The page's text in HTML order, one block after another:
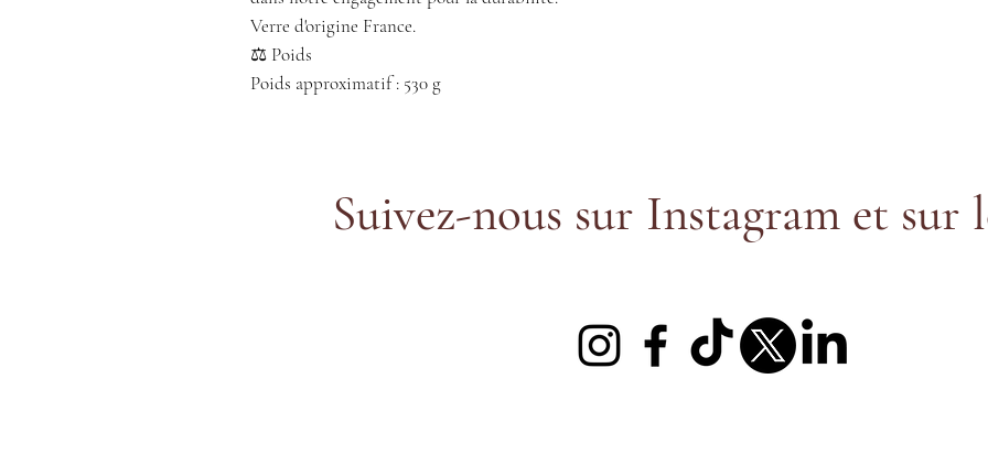
Verre d'origine France.
⚖️ Poids
Poids approximatif : 530 g
Suivez-nous sur Instagram et sur